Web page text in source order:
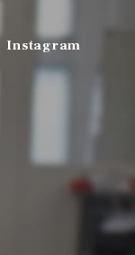
Instagram